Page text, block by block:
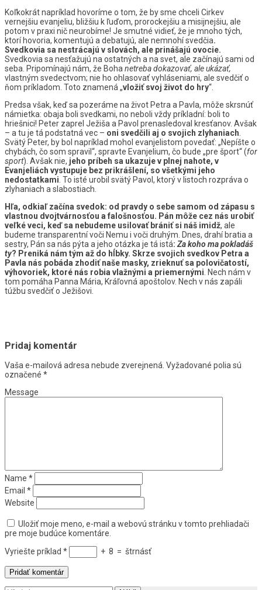
Koľkokrát napríklad hovoríme o tom, že by sme chceli Cirkev
vernejšiu evanjeliu, bližšiu k ľuďom, prorockejšiu a misijnejšiu, ale
potom v praxi nič neurobíme! Je smutné vidieť, že je mnoho tých,
ktorí hovoria, komentujú a debatujú, ale nemnohí svedčia.
Svedkovia sa nestrácajú v slovách, ale prinášajú ovocie.
Svedkovia sa nesťažujú na ostatných a na svet, ale začínajú sami od
seba. Pripomínajú nám, že Boha netreba dokazovať, ale ukázať,
vlastným svedectvom; nie ho ohlasovať vyhláseniami, ale svedčiť o
ňom príkladom. Toto znamená „vložiť svoj život do hry“.
Predsa však, keď sa pozeráme na život Petra a Pavla, môže skrsnúť
námietka: obaja boli svedkami, no neboli vždy príkladní: boli to
hriešnici! Peter zaprel Ježiša a Pavol prenasledoval kresťanov. Avšak
– a tu je tá podstatná vec – oni svedčili aj o svojich zlyhaniach
Svätý Peter, by bol napríklad mohol evanjelistom povedať: „Nepíšte o
chybách, čo som spravil“, spravte Evanjelium, čo bude „pre šport“ (for
sport). Avšak nie, jeho príbeh sa ukazuje v plnej nahote, v
Evanjeliách vystupuje bez prikrášlení, so všetkými jeho
nedostatkami . To isté urobil svätý Pavol, ktorý v listoch rozpráva o
zlyhaniach a slabostiach.
Hľa, odkiaľ začína svedok: od pravdy o sebe samom od zápasu s
vlastnou dvojtvárnosťou a falošnosťou. Pán môže cez nás urobiť
veľké veci, keď sa nebudeme usilovať brániť si náš imidž, ale
budeme transparentní voči Nemu i voči druhým. Dnes, drahí bratia a
sestry, Pán sa nás pýta a jeho otázka je tá istá: Za koho ma pokladáš
ty? Preniká nám tým až do hĺbky. Skrze svojich svedkov Petra a
Pavla nás pobáda zhodiť naše masky, zrieknuť sa polovičatostí,
výhovoriek, ktoré nás robia vlažnými a priemernými . Nech nám v
tom pomáha Panna Mária, Kráľovná apoštolov. Nech v nás zapáli
túžbu svedčiť o Ježišovi.
Pridaj komentár
Vaša e-mailová adresa nebude zverejnená. Vyžadované polia sú
označené *
Message
Name *
Email *
Website
Uložiť moje meno, e-mail a webovú stránku v tomto prehliadači
pre moje budúce komentáre.
Vyriešte príklad * + 8 = štrnásť